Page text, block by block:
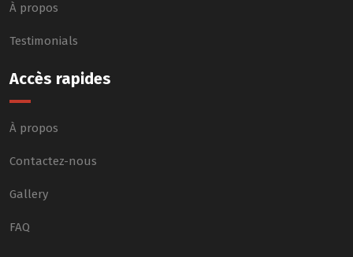
À propos
Testimonials
Accès rapides
À propos
Contactez-nous
Gallery
FAQ